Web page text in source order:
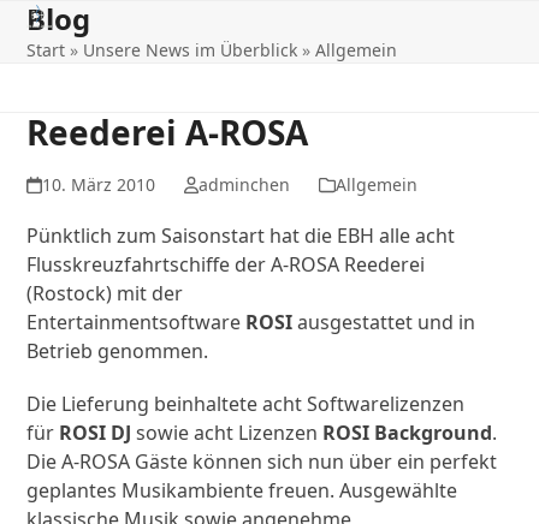
SkipOpen
mobile
Close
mobile
Blog
Start » Unsere News im Überblick »Allgemein
Reederei A-ROSA
10. März 2010 adminchen Allgemein
Pünktlich zum Saisonstart hat die EBH alle acht
Flusskreuzfahrtschiffe der A-ROSA Reederei
(Rostock) mit der
Entertainmentsoftware ROSIausgestattet und in
Betrieb genommen.
Die Lieferung beinhaltete acht Softwarelizenzen
für ROSI DJsowie acht Lizenzen ROSI Background.
Die A-ROSA Gäste können sich nun über ein perfekt
geplantes Musikambiente freuen. Ausgewählte